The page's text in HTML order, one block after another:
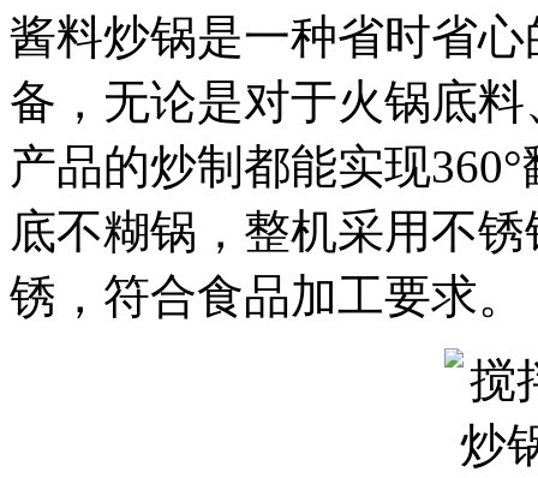
酱料炒锅是一种省时省
备，无论是对于火锅底
产品的炒制都能实现
底不糊锅，整机采用不
锈，符合食品加工要求。